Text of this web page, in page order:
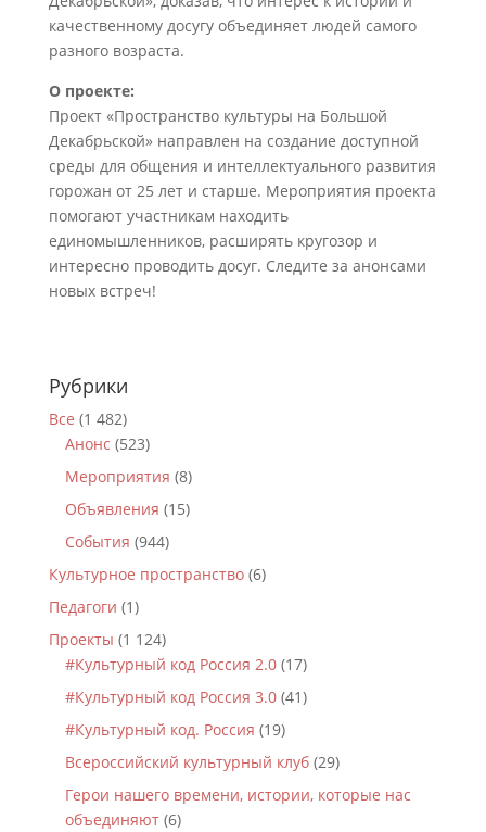
качественному досугу объединяет людей самого
разного возраста.
О проекте:
Проект «Пространство культуры на Большой
Декабрьской» направлен на создание доступной
среды для общения и интеллектуального развития
горожан от 25 лет и старше. Мероприятия проекта
помогают участникам находить
единомышленников, расширять кругозор и
интересно проводить досуг. Следите за анонсами
новых встреч!
Рубрики
Все (1 482)
Анонс (523)
Мероприятия (8)
Объявления (15)
События (944)
Культурное пространство(6)
Педагоги (1)
Проекты (1 124)
#Культурный код Россия 2.0(17)
#Культурный код Россия 3.0(41)
#Культурный код. Россия (19)
Всероссийский культурный клуб(29)
Герои нашего времени, истории, которые нас
объединяют(6)